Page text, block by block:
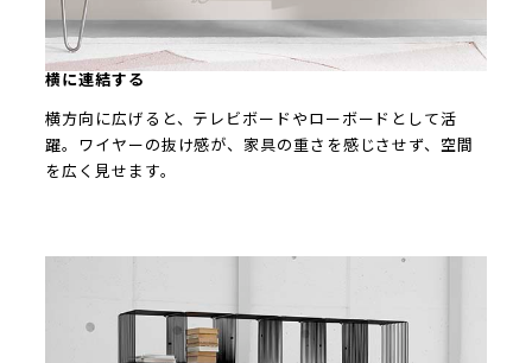
横に連結する
横方向に広げると、テレビボードやローボードとして活
躍。ワイヤーの抜け感が、家具の重さを感じさせず、空間
を広く見せます。